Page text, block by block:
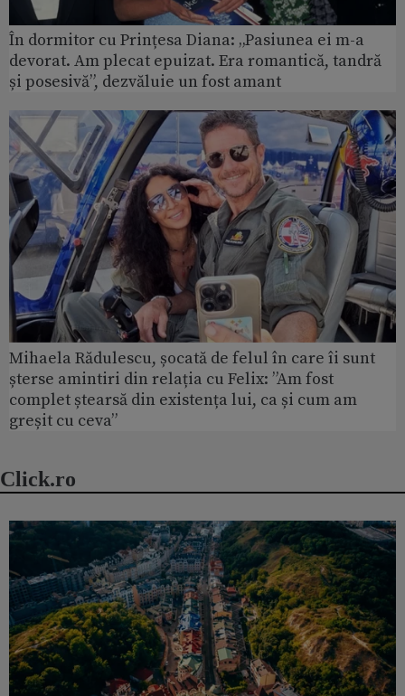
În dormitor cu Prințesa Diana: „Pasiunea ei m-a
devorat. Am plecat epuizat. Era romantică, tandră
și posesivă”, dezvăluie un fost amant
Mihaela Rădulescu, șocată de felul în care îi sunt
șterse amintiri din relația cu Felix: ”Am fost
complet ștearsă din existența lui, ca și cum am
greșit cu ceva”
Click.ro